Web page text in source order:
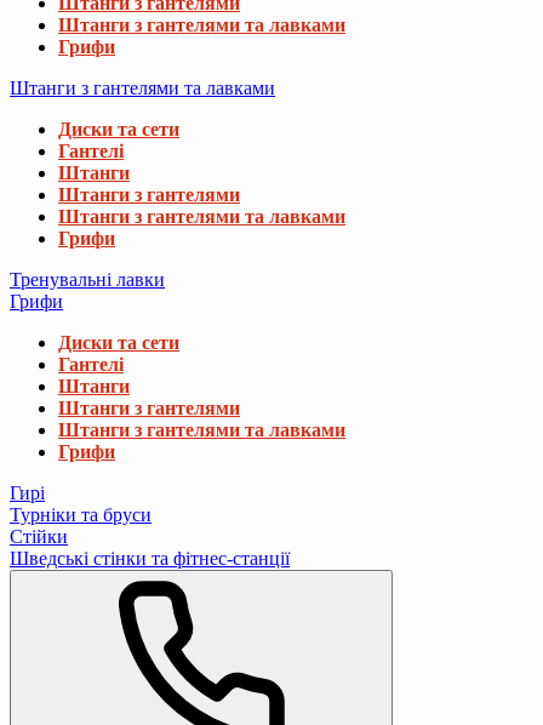
Штанги з гантелями та лавками
Грифи
Штанги з гантелями та лавками
Диски та сети
Гантелі
Штанги
Штанги з гантелями
Штанги з гантелями та лавками
Грифи
Тренувальні лавки
Грифи
Диски та сети
Гантелі
Штанги
Штанги з гантелями
Штанги з гантелями та лавками
Грифи
Гирі
Турніки та бруси
Стійки
Шведські стінки та фітнес-станції